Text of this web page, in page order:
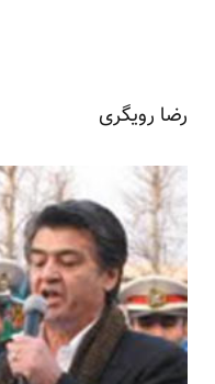
رضا رویگری